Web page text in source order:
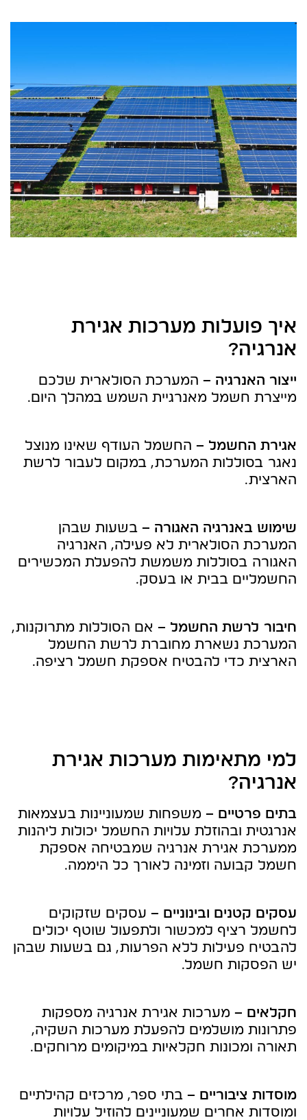
איך פועלות מערכות אגירת
אנרגיה?
ייצור האנרגיה – המערכת הסולארית שלכם
מייצרת חשמל מאנרגיית השמש במהלך היום.
אגירת החשמל – החשמל העודף שאינו מנוצל
נאגר בסוללות המערכת, במקום לעבור לרשת
הארצית.
שימוש באנרגיה האגורה – בשעות שבהן
המערכת הסולארית לא פעילה, האנרגיה
האגורה בסוללות משמשת להפעלת המכשירים
החשמליים בבית או בעסק.
חיבור לרשת החשמל – אם הסוללות מתרוקנות,
המערכת נשארת מחוברת לרשת החשמל
הארצית כדי להבטיח אספקת חשמל רציפה.
למי מתאימות מערכות אגירת
אנרגיה?
בתים פרטיים – משפחות שמעוניינות בעצמאות
אנרגטית ובהוזלת עלויות החשמל יכולות ליהנות
ממערכת אגירת אנרגיה שמבטיחה אספקת
חשמל קבועה וזמינה לאורך כל היממה.
עסקים קטנים ובינוניים – עסקים שזקוקים
לחשמל רציף למכשור ולתפעול שוטף יכולים
להבטיח פעילות ללא הפרעות, גם בשעות שבהן
יש הפסקות חשמל.
חקלאים – מערכות אגירת אנרגיה מספקות
פתרונות מושלמים להפעלת מערכות השקיה,
תאורה ומכונות חקלאיות במיקומים מרוחקים.
מוסדות ציבוריים – בתי ספר, מרכזים קהילתיים
ומוסדות אחרים שמעוניינים להוזיל עלויות